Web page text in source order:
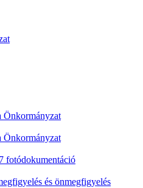
Önkormányzat
Önkormányzat
fotódokumentáció
és önmegfigyelés